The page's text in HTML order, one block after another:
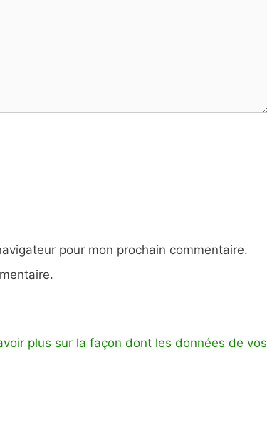
pour mon prochain commentaire.
plus sur la façon dont les données de vos